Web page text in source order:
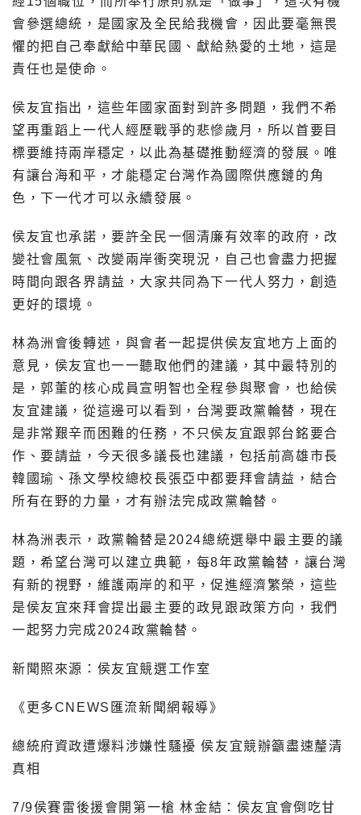
會參選總統，是國家及全民給我機會，因此要毫無畏
懼的把自己奉獻給中華民國、獻給熱愛的土地，這是
責任也是使命。
侯友宜指出，這些年國家面對到許多問題，我們不希
望再重蹈上一代人經歷戰爭的悲慘歲月，所以首要目
標要維持兩岸穩定，以此為基礎推動經濟的發展。唯
有讓台海和平，才能穩定台灣作為國際供應鏈的角
色，下一代才可以永續發展。
侯友宜也承諾，要許全民一個清廉有效率的政府，改
變社會風氣、改變兩岸衝突現況，自己也會盡力把握
時間向跟各界請益，大家共同為下一代人努力，創造
更好的環境。
林為洲會後轉述，與會者一起提供侯友宜地方上面的
意見，侯友宜也一一聽取他們的建議，其中最特別的
是，郭董的核心成員宣明智也全程參與聚會，也給侯
友宜建議，從這邊可以看到，台灣要政黨輪替，現在
是非常艱辛而困難的任務，不只侯友宜跟郭台銘要合
作、要請益，今天很多議長也建議，包括前高雄市長
韓國瑜、孫文學校總校長張亞中都要拜會請益，結合
所有在野的力量，才有辦法完成政黨輪替。
林為洲表示，政黨輪替是2024總統選舉中最主要的議
題，希望台灣可以建立典範，每8年政黨輪替，讓台灣
有新的視野，維護兩岸的和平，促進經濟繁榮，這些
是侯友宜來拜會提出最主要的政見跟政策方向，我們
一起努力完成2024政黨輪替。
新聞照來源：侯友宜競選工作室
《更多CNEWS匯流新聞網報導》
總統府資政遭爆料涉嫌性騷擾 侯友宜競辦籲盡速釐清
真相
7/9侯賽雷後援會開第一槍 林金結：侯友宜會倒吃甘